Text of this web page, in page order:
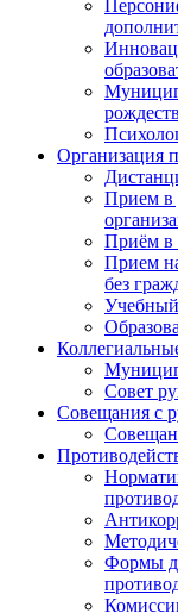
Организация
Прием в
Приём в
Прием
без
Учебный
Совет
Совещания с
Формы